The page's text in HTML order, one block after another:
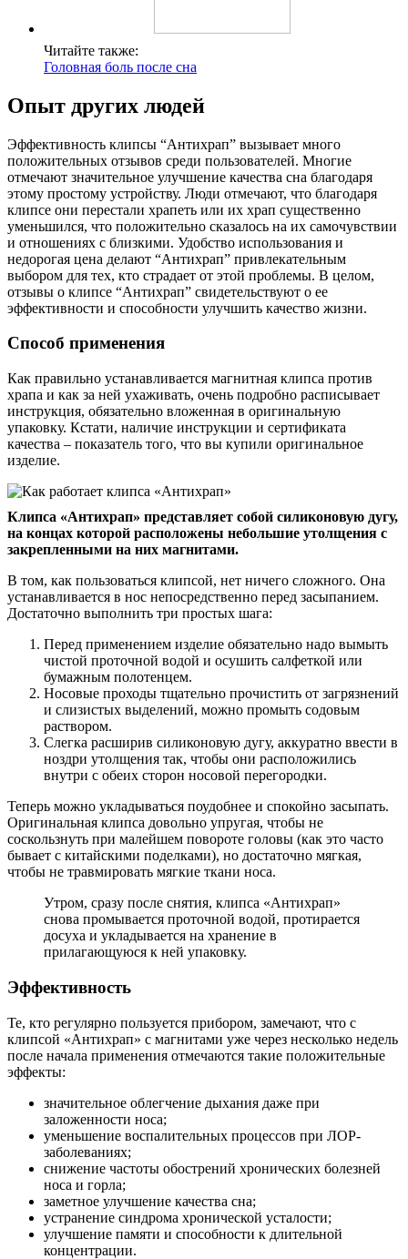
Читайте также:
Головная боль после сна
Опыт других людей
Эффективность клипсы “Антихрап” вызывает много
положительных отзывов среди пользователей. Многие
отмечают значительное улучшение качества сна благодаря
этому простому устройству. Люди отмечают, что благодаря
клипсе они перестали храпеть или их храп существенно
уменьшился, что положительно сказалось на их самочувствии
и отношениях с близкими. Удобство использования и
недорогая цена делают “Антихрап” привлекательным
выбором для тех, кто страдает от этой проблемы. В целом,
отзывы о клипсе “Антихрап” свидетельствуют о ее
эффективности и способности улучшить качество жизни.
Способ применения
Как правильно устанавливается магнитная клипса против
храпа и как за ней ухаживать, очень подробно расписывает
инструкция, обязательно вложенная в оригинальную
упаковку. Кстати, наличие инструкции и сертификата
качества – показатель того, что вы купили оригинальное
изделие.
Клипса «Антихрап» представляет собой силиконовую дугу,
на концах которой расположены небольшие утолщения с
закрепленными на них магнитами.
В том, как пользоваться клипсой, нет ничего сложного. Она
устанавливается в нос непосредственно перед засыпанием.
Достаточно выполнить три простых шага:
Перед применением изделие обязательно надо вымыть
чистой проточной водой и осушить салфеткой или
бумажным полотенцем.
Носовые проходы тщательно прочистить от загрязнений
и слизистых выделений, можно промыть содовым
раствором.
Слегка расширив силиконовую дугу, аккуратно ввести в
ноздри утолщения так, чтобы они расположились
внутри с обеих сторон носовой перегородки.
Теперь можно укладываться поудобнее и спокойно засыпать.
Оригинальная клипса довольно упругая, чтобы не
соскользнуть при малейшем повороте головы (как это часто
бывает с китайскими поделками), но достаточно мягкая,
чтобы не травмировать мягкие ткани носа.
Утром, сразу после снятия, клипса «Антихрап»
снова промывается проточной водой, протирается
досуха и укладывается на хранение в
прилагающуюся к ней упаковку.
Эффективность
Те, кто регулярно пользуется прибором, замечают, что с
клипсой «Антихрап» с магнитами уже через несколько недель
после начала применения отмечаются такие положительные
эффекты:
значительное облегчение дыхания даже при
заложенности носа;
уменьшение воспалительных процессов при ЛОР-
заболеваниях;
снижение частоты обострений хронических болезней
носа и горла;
заметное улучшение качества сна;
устранение синдрома хронической усталости;
улучшение памяти и способности к длительной
концентрации.